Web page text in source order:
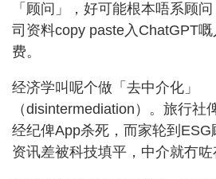
「顾问」，好可能根本唔系顾
司资料copy paste入ChatGPT
费。
经济学叫呢个做「去中介化」
（disintermediation）。旅行社
经纪俾App杀死，而家轮到
资讯差被科技填平，中介就冇咗